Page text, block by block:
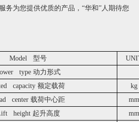
务为您提供优质的产品，“华和”人期待您
Model 型号
type 动力形式
capacity 额定载荷
kg
center 载荷中心距
mm
height 起升高度
mm